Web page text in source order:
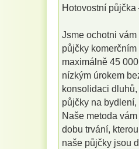
Hotovostní
Jsme ochotni
půjčky
maximálně 45
nízkým úrokem
konsolidaci
půjčky na
Naše metoda
dobu trvání,
naše půjčky jsou